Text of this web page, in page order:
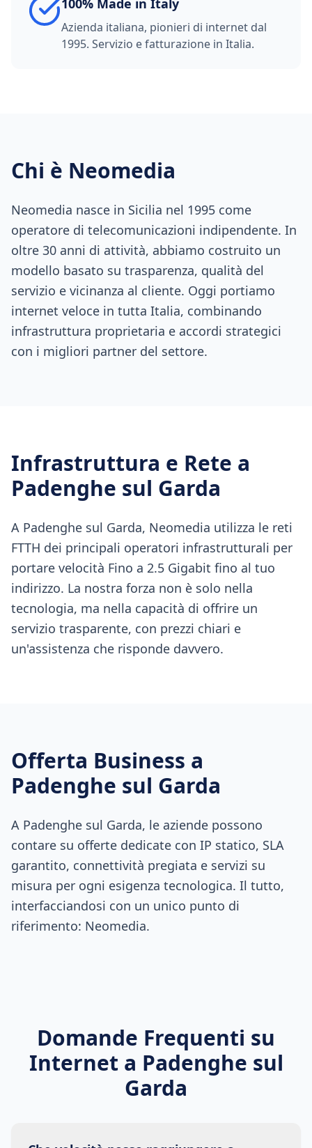
100% Made in Italy
Azienda italiana, pionieri di internet dal
1995. Servizio e fatturazione in Italia.
Chi è Neomedia
Neomedia nasce in Sicilia nel 1995 come
operatore di telecomunicazioni indipendente. In
oltre 30 anni di attività, abbiamo costruito un
modello basato su trasparenza, qualità del
servizio e vicinanza al cliente. Oggi portiamo
internet veloce in tutta Italia, combinando
infrastruttura proprietaria e accordi strategici
con i migliori partner del settore.
Infrastruttura e Rete a
Padenghe sul Garda
A Padenghe sul Garda, Neomedia utilizza le reti
FTTH dei principali operatori infrastrutturali per
portare velocità Fino a 2.5 Gigabit fino al tuo
indirizzo. La nostra forza non è solo nella
tecnologia, ma nella capacità di offrire un
servizio trasparente, con prezzi chiari e
un'assistenza che risponde davvero.
Offerta Business a
Padenghe sul Garda
A Padenghe sul Garda, le aziende possono
contare su offerte dedicate con IP statico, SLA
garantito, connettività pregiata e servizi su
misura per ogni esigenza tecnologica. Il tutto,
interfacciandosi con un unico punto di
riferimento: Neomedia.
Domande Frequenti su
Internet a Padenghe sul
Garda